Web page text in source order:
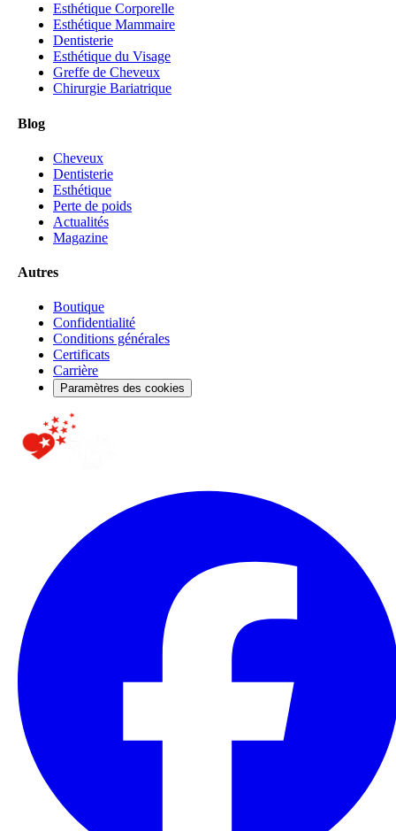
Esthétique Corporelle
Esthétique Mammaire
Dentisterie
Esthétique du Visage
Greffe de Cheveux
Chirurgie Bariatrique
Blog
Cheveux
Dentisterie
Esthétique
Perte de poids
Actualités
Magazine
Autres
Boutique
Confidentialité
Conditions générales
Certificats
Carrière
Paramètres des cookies